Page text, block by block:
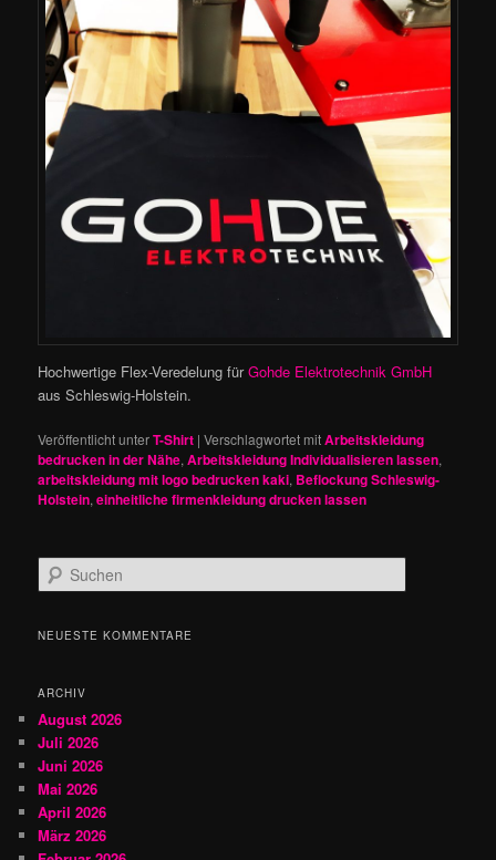
Hochwertige Flex-Veredelung fürGohde Elektrotechnik GmbH
aus Schleswig-Holstein.
Veröffentlicht unterT-Shirt |Verschlagwortet mitArbeitskleidung
bedrucken in der Nähe,Arbeitskleidung Individualisieren lassen,
arbeitskleidung mit logo bedrucken kaki, Beflockung Schleswig-
Holstein,einheitliche firmenkleidung drucken lassen
u
h
NEUESTE KOMMENTARE
ARCHIV
August 2026
Juli 2026
Juni 2026
Mai 2026
April 2026
März 2026